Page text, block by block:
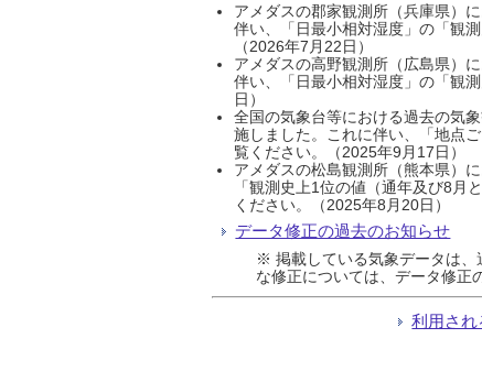
アメダスの郡家観測所（兵庫県）
伴い、「日最小相対湿度」の「観
（2026年7月22日）
アメダスの高野観測所（広島県）
伴い、「日最小相対湿度」の「観
日）
全国の気象台等における過去の気
施しました。これに伴い、「地点
覧ください。（2025年9月17日）
アメダスの松島観測所（熊本県）
「観測史上1位の値（通年及び8
ください。（2025年8月20日）
データ修正の過去のお知らせ
※ 掲載している気象データは、
な修正については、データ修正
利用され